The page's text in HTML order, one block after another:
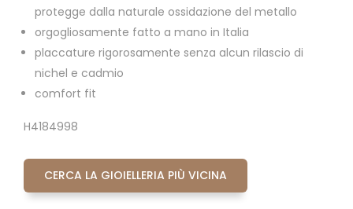
protegge dalla naturale ossidazione del metallo
orgogliosamente fatto a mano in Italia
placcature rigorosamente senza alcun rilascio di
nichel e cadmio
comfort fit
H4184998
CERCA LA GIOIELLERIA PIÙ VICINA